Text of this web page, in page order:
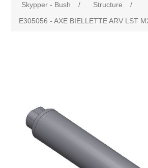
Skypper - Bush
/ Structure
/
E305056 - AXE BIELLETTE ARV LST